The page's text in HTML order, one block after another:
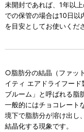
未開封であれば、1年以
での保管の場合は10日以
を目安としてお使いくだ
○脂肪分の結晶（ファッ
イティ エアドライフー
ブルーム」と呼ばれる脂
一般的にはチョコレート
境下で脂肪分が溶け出し
結晶化する現象です。